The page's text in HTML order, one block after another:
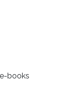
books